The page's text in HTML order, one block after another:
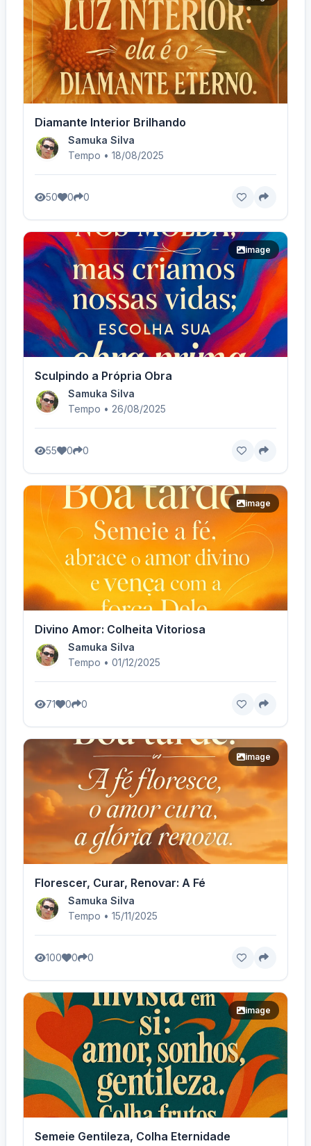
Diamante Interior Brilhando
Samuka Silva
Tempo • 18/08/2025
50 0 0
image
Sculpindo a Própria Obra
Samuka Silva
Tempo • 26/08/2025
55 0 0
image
Divino Amor: Colheita Vitoriosa
Samuka Silva
Tempo • 01/12/2025
71 0 0
image
Florescer, Curar, Renovar: A Fé
Samuka Silva
Tempo • 15/11/2025
100 0 0
image
Semeie Gentileza, Colha Eternidade